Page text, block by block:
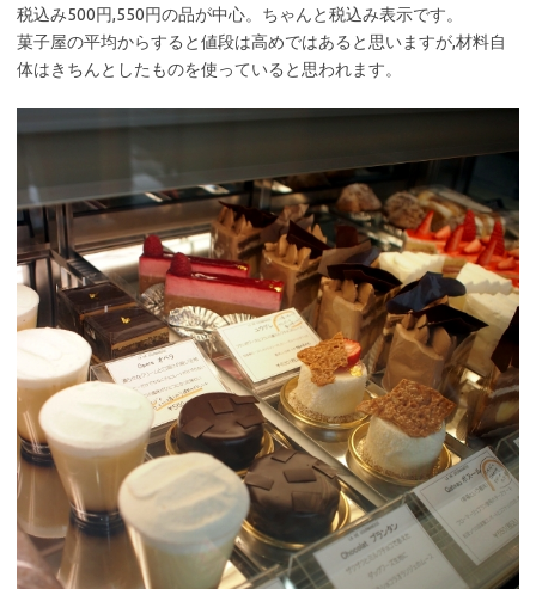
税込み500円,550円の品が中心。ちゃんと税込み表示です。
菓子屋の平均からすると値段は高めではあると思いますが,材料自
体はきちんとしたものを使っていると思われます。